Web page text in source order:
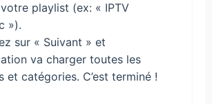
playlist (ex: « IPTV
»).
sur « Suivant » et
va charger toutes les
et catégories. C’est terminé !